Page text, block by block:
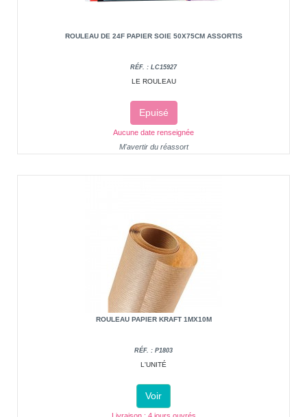
ROULEAU DE 24F PAPIER SOIE 50X75CM ASSORTIS
RÉF. : LC15927
LE ROULEAU
Epuisé
Aucune date renseignée
M'avertir du réassort
ROULEAU PAPIER KRAFT 1MX10M
RÉF. : P1803
L'UNITÉ
Voir
Livraison : 4 jours ouvrés